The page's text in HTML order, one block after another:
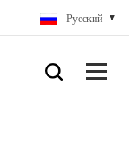
Русский